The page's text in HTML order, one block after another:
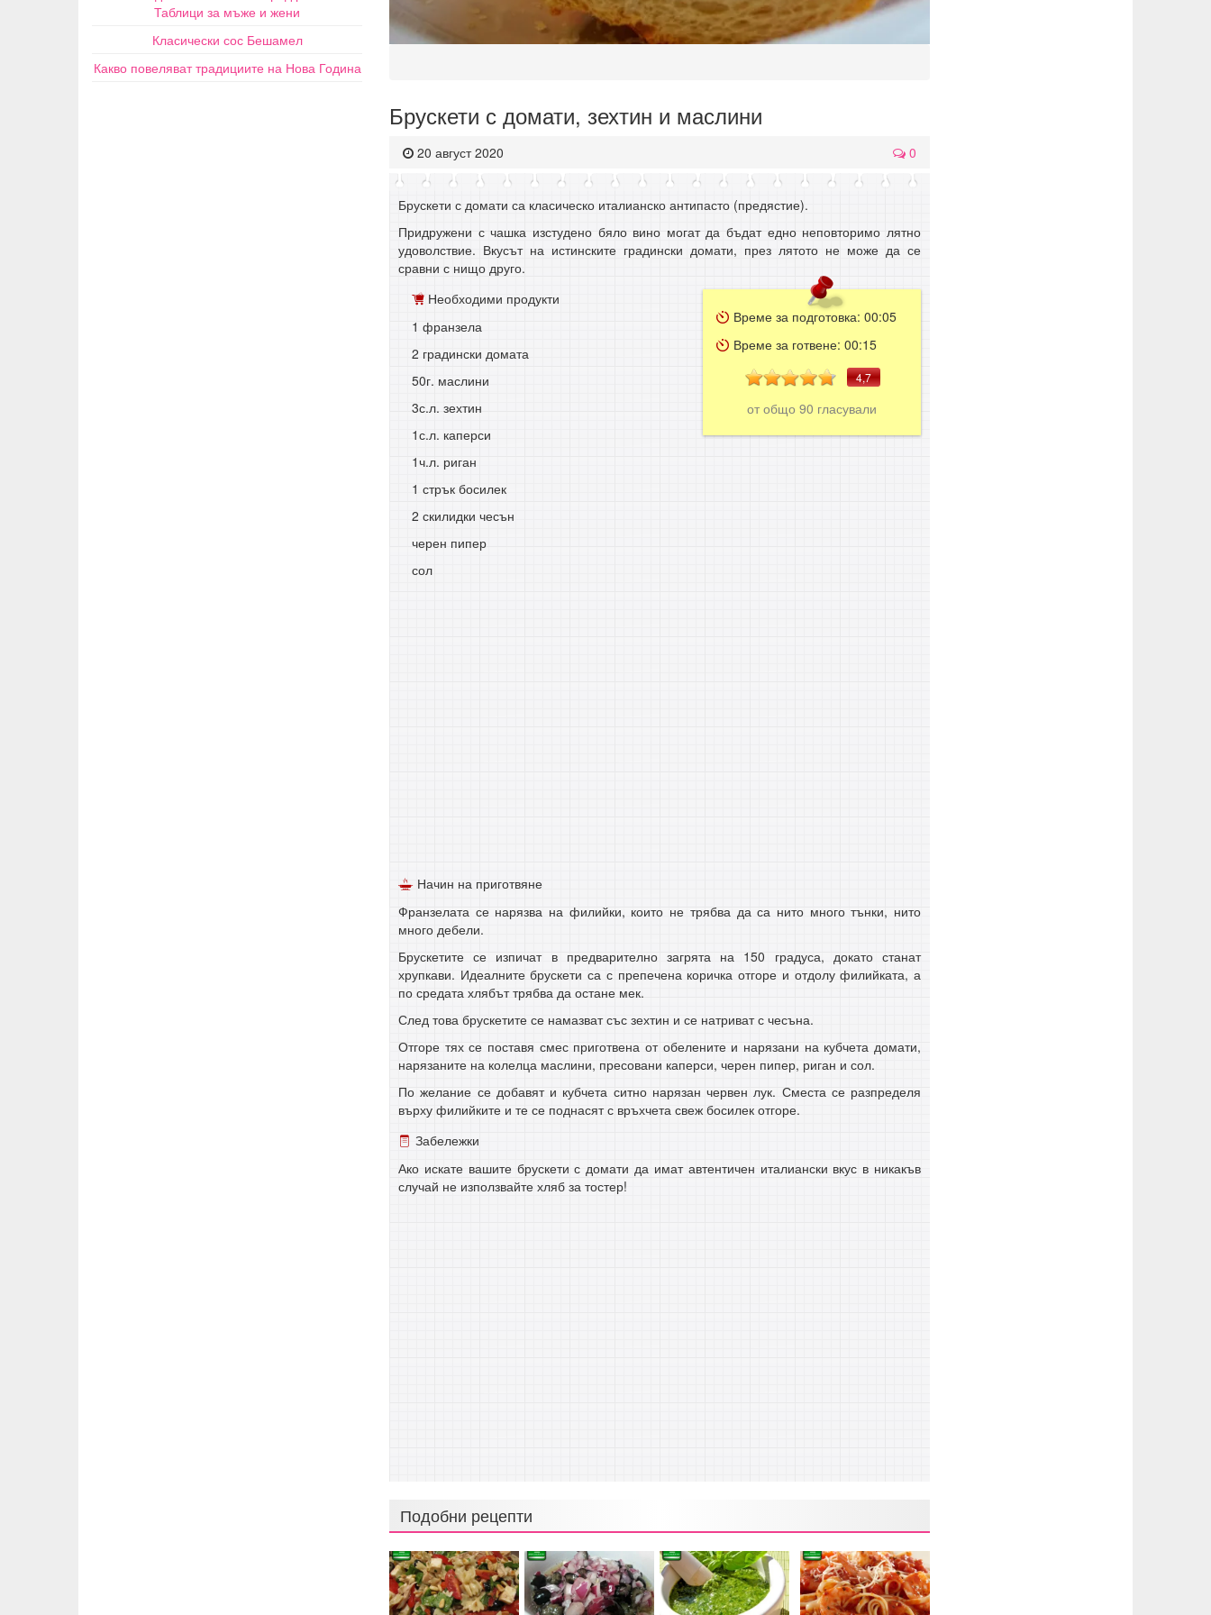
Брускети с домати, зехтин и маслини
20 август 2020 0
Брускети с домати са класическо италианско антипасто (предястие).
Придружени с чашка изстудено бяло вино могат да бъдат едно неповторимо лятно
удоволствие. Вкусът на истинските градински домати, през лятото не може да се
сравни с нищо друго.
Необходими продукти
1 франзела
2 градински домата
50г. маслини
3с.л. зехтин
1с.л. каперси
1ч.л. риган
1 стрък босилек
2 скилидки чесън
черен пипер
сол
Време за подготовка:00:05
Време за готвене:00:15
4,7
от общо90 гласували
Начин на приготвяне
Франзелата се нарязва на филийки, които не трябва да са нито много тънки, нито
много дебели.
Брускетите се изпичат в предварително загрята на 150 градуса, докато станат
хрупкави. Идеалните брускети са с препечена коричка отгоре и отдолу филийката, а
по средата хлябът трябва да остане мек.
След това брускетите се намазват със зехтин и се натриват с чесъна.
Отгоре тях се поставя смес приготвена от обелените и нарязани на кубчета домати,
нарязаните на колелца маслини, пресовани каперси, черен пипер, риган и сол.
По желание се добавят и кубчета ситно нарязан червен лук. Сместа се разпределя
върху филийките и те се поднасят с връхчета свеж босилек отгоре.
Забележки
Ако искате вашите брускети с домати да имат автентичен италиански вкус в никакъв
случай не използвайте хляб за тостер!
Подобни рецепти
Таблици за мъже и жени
Класически сос Бешамел
Какво повеляват традициите на Нова Година